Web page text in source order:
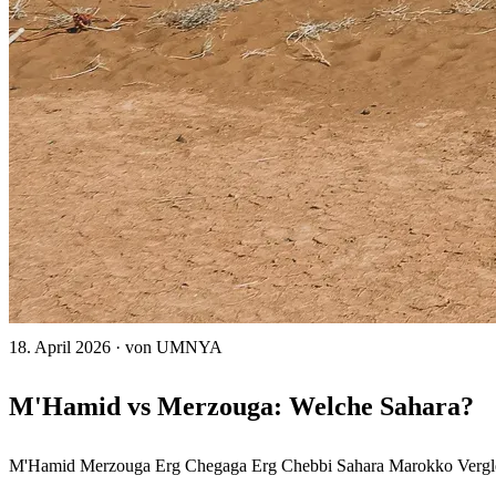
18. April 2026 · von UMNYA
M'Hamid vs Merzouga: Welche Sahara?
M'Hamid Merzouga Erg Chegaga Erg Chebbi Sahara Marokko